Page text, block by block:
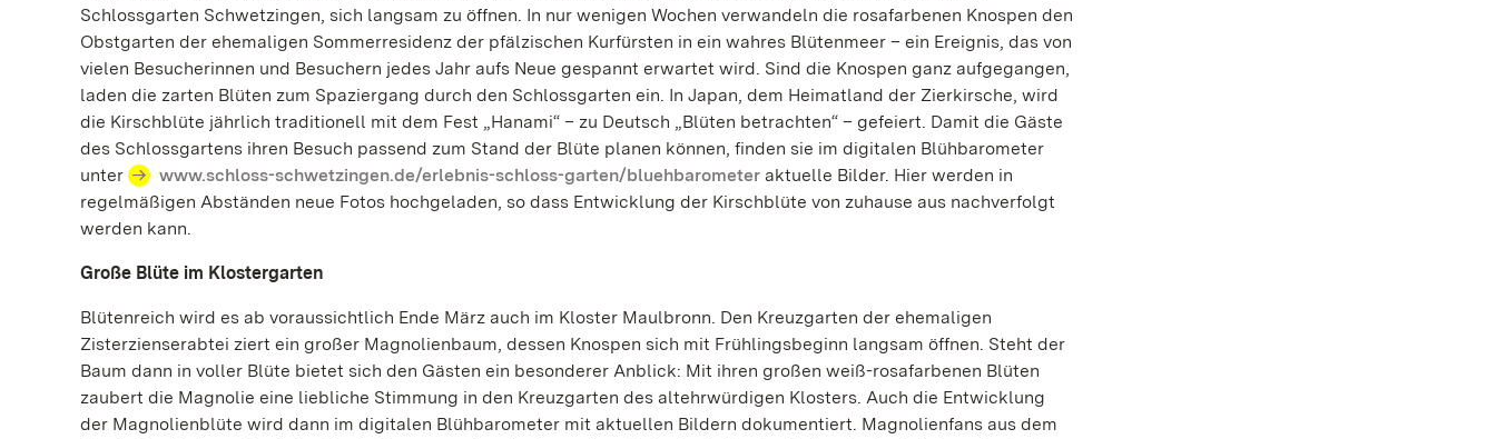
Schlossgarten Schwetzingen, sich langsam zu öffnen. In nur wenigen Wochen verwandeln die rosafarbenen Knospen den
Obstgarten der ehemaligen Sommerresidenz der pfälzischen Kurfürsten in ein wahres Blütenmeer – ein Ereignis, das von
vielen Besucherinnen und Besuchern jedes Jahr aufs Neue gespannt erwartet wird. Sind die Knospen ganz aufgegangen,
laden die zarten Blüten zum Spaziergang durch den Schlossgarten ein. In Japan, dem Heimatland der Zierkirsche, wird
die Kirschblüte jährlich traditionell mit dem Fest „Hanami“ – zu Deutsch „Blüten betrachten“ – gefeiert. Damit die Gäste
des Schlossgartens ihren Besuch passend zum Stand der Blüte planen können, finden sie im digitalen Blühbarometer
unter
www.schloss-schwetzingen.de/erlebnis-schloss-garten/bluehbarometer aktuelle Bilder. Hier werden in
regelmäßigen Abständen neue Fotos hochgeladen, so dass Entwicklung der Kirschblüte von zuhause aus nachverfolgt
werden kann.
Große Blüte im Klostergarten
Blütenreich wird es ab voraussichtlich Ende März auch im Kloster Maulbronn. Den Kreuzgarten der ehemaligen
Zisterzienserabtei ziert ein großer Magnolienbaum, dessen Knospen sich mit Frühlingsbeginn langsam öffnen. Steht der
Baum dann in voller Blüte bietet sich den Gästen ein besonderer Anblick: Mit ihren großen weiß-rosafarbenen Blüten
zaubert die Magnolie eine liebliche Stimmung in den Kreuzgarten des altehrwürdigen Klosters. Auch die Entwicklung
der Magnolienblüte wird dann im digitalen Blühbarometer mit aktuellen Bildern dokumentiert. Magnolienfans aus dem